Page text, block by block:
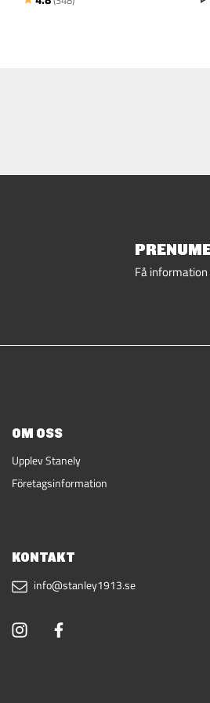
Få
OM OSS
Upplev Stanely
Företagsinformation
KONTAKT
info@stanley1913.se